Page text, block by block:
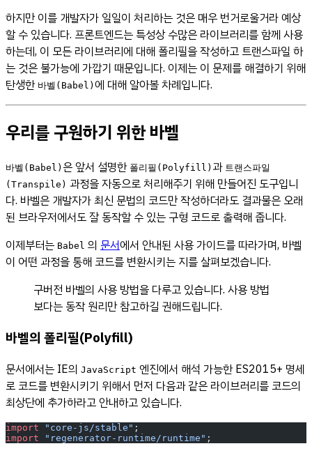
하지만 이를 개발자가 일일이 처리하는 것은 매우 번거로울거라 예상
할 수 있습니다. 프론트엔드는 특성상 수많은 라이브러리를 함께 사용
하는데, 이 모든 라이브러리에 대해 폴리필을 작성하고 트랜스파일 하
는 것은 불가능에 가깝기 때문입니다. 이제는 이 문제를 해결하기 위해
탄생한 바벨(Babel) 에 대해 알아볼 차례입니다.
우리를 구원하기 위한 바벨
바벨(Babel) 은 앞서 설명한 폴리필(Polyfill) 과 트랜스파일
(Transpile) 과정을 자동으로 처리해주기 위해 만들어진 도구입니
다. 바벨은 개발자가 최신 문법의 코드만 작성하더라도 결과물은 오래
된 브라우저에서도 잘 동작할 수 있는 구형 코드로 출력해 줍니다.
이제부터는 Babel 의 문서에서 안내된 사용 가이드를 따라가며, 바벨
이 어떤 과정을 통해 코드를 변환시키는 지를 살펴보겠습니다.
구버전 바벨의 사용 방법을 다루고 있습니다. 사용 방법
보다는 동작 원리만 참고하길 권해드립니다.
바벨의 폴리필(Polyfill)
문서에서는 IE의 JavaScript 엔진에서 해석 가능한 ES2015+ 명세
로 코드를 변환시키기 위해서 먼저 다음과 같은 라이브러리를 코드의
최상단에 추가하라고 안내하고 있습니다.
import "core-js/stable" ;
import "regenerator-runtime/runtime" ;